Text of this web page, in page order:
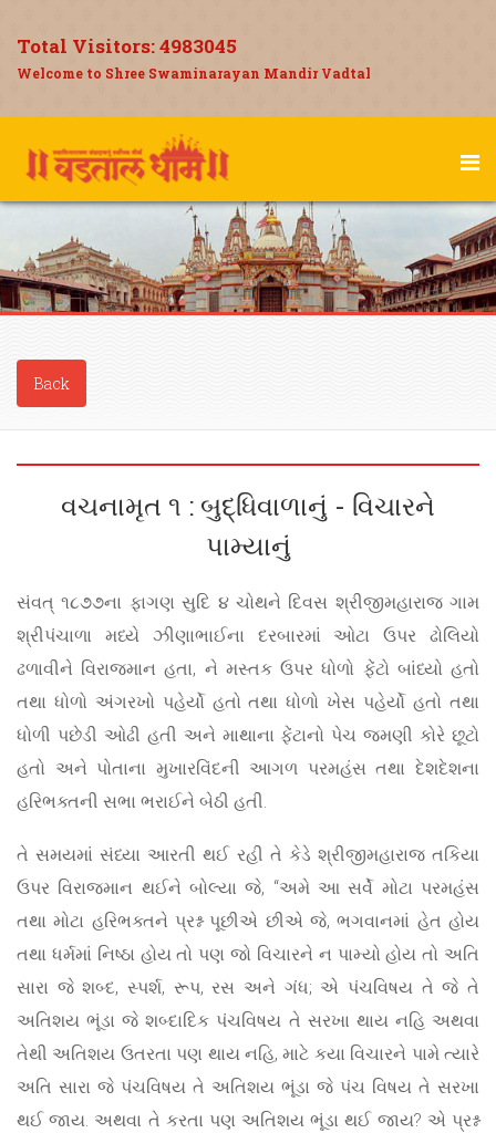
Total Visitors:4983045
Welcome to Shree Swaminarayan Mandir Vadtal
Back
વચનામૃત ૧ : બુદ્ધિવાળાનું - વિચારને
પામ્યાનું
સંવત્ ૧૮૭૭ના ફાગણ સુદિ ૪ ચોથને દિવસ શ્રીજીમહારાજ ગામ
શ્રીપંચાળા મધ્યે ઝીણાભાઈના દરબારમાં ઓટા ઉપર ઢોલિયો
ઢળાવીને વિરાજમાન હતા, ને મસ્તક ઉપર ધોળો ફેંટો બાંધ્યો હતો
તથા ધોળો અંગરખો પહેર્યો હતો તથા ધોળો ખેસ પહેર્યો હતો તથા
ધોળી પછેડી ઓઢી હતી અને માથાના ફેંટાનો પેચ જમણી કોરે છૂટો
હતો અને પોતાના મુખારવિંદની આગળ પરમહંસ તથા દેશદેશના
હરિભક્તની સભા ભરાઈને બેઠી હતી.
તે સમયમાં સંધ્યા આરતી થઈ રહી તે કેડે શ્રીજીમહારાજ તકિયા
ઉપર વિરાજમાન થઈને બોલ્યા જે, “અમે આ સર્વે મોટા પરમહંસ
તથા મોટા હરિભક્તને પ્રશ્ન પૂછીએ છીએ જે, ભગવાનમાં હેત હોય
તથા ધર્મમાં નિષ્ઠા હોય તો પણ જો વિચારને ન પામ્યો હોય તો અતિ
સારા જે શબ્દ, સ્પર્શ, રૂપ, રસ અને ગંધ; એ પંચવિષય તે જે તે
અતિશય ભૂંડા જે શબ્દાદિક પંચવિષય તે સરખા થાય નહિ અથવા
તેથી અતિશય ઉતરતા પણ થાય નહિ, માટે કયા વિચારને પામે ત્યારે
અતિ સારા જે પંચવિષય તે અતિશય ભૂંડા જે પંચ વિષય તે સરખા
થઈ જાય. અથવા તે કરતા પણ અતિશય ભૂંડા થઈ જાય? એ પ્રશ્ન